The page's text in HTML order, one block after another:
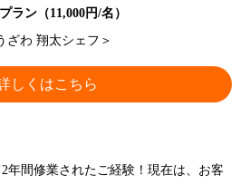
ラン（11,000円/名）
ざわ 翔太シェフ＞
しくはこちら
年間修業されたご経験！現在は、お客